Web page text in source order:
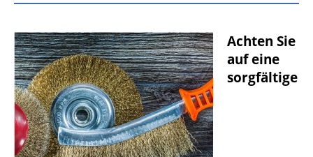
Achten Sie
auf eine
sorgfältige